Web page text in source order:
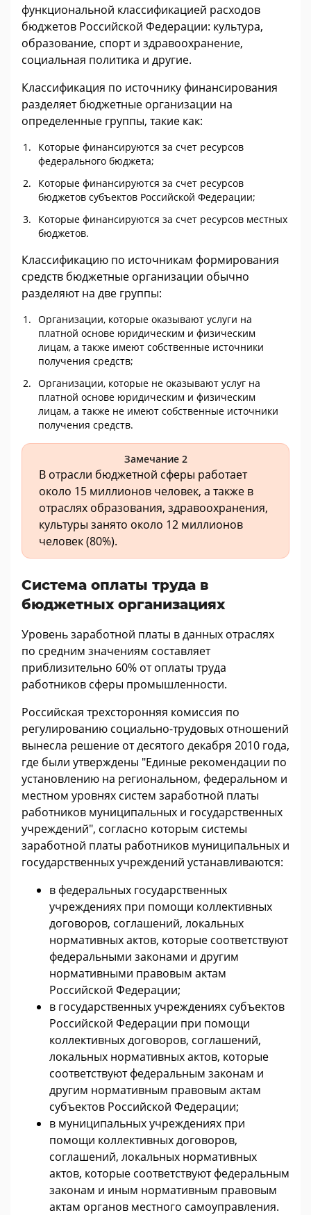
функциональной классификацией расходов
бюджетов Российской Федерации: культура,
образование, спорт и здравоохранение,
социальная политика и другие.
Классификация по источнику финансирования
разделяет бюджетные организации на
определенные группы, такие как:
Которые финансируются за счет ресурсов
федерального бюджета;
Которые финансируются за счет ресурсов
бюджетов субъектов Российской Федерации;
Которые финансируются за счет ресурсов местных
бюджетов.
Классификацию по источникам формирования
средств бюджетные организации обычно
разделяют на две группы:
Организации, которые оказывают услуги на
платной основе юридическим и физическим
лицам, а также имеют собственные источники
получения средств;
Организации, которые не оказывают услуг на
платной основе юридическим и физическим
лицам, а также не имеют собственные источники
получения средств.
Замечание 2
В отрасли бюджетной сферы работает
около 15 миллионов человек, а также в
отраслях образования, здравоохранения,
культуры занято около 12 миллионов
человек (80%).
Система оплаты труда в
бюджетных организациях
Уровень заработной платы в данных отраслях
по средним значениям составляет
приблизительно 60% от оплаты труда
работников сферы промышленности.
Российская трехсторонняя комиссия по
регулированию социально-трудовых отношений
вынесла решение от десятого декабря 2010 года,
где были утверждены "Единые рекомендации по
установлению на региональном, федеральном и
местном уровнях систем заработной платы
работников муниципальных и государственных
учреждений", согласно которым системы
заработной платы работников муниципальных и
государственных учреждений устанавливаются:
в федеральных государственных
учреждениях при помощи коллективных
договоров, соглашений, локальных
нормативных актов, которые соответствуют
федеральными законами и другим
нормативными правовым актам
Российской Федерации;
в государственных учреждениях субъектов
Российской Федерации при помощи
коллективных договоров, соглашений,
локальных нормативных актов, которые
соответствуют федеральным законам и
другим нормативным правовым актам
субъектов Российской Федерации;
в муниципальных учреждениях при
помощи коллективных договоров,
соглашений, локальных нормативных
актов, которые соответствуют федеральным
законам и иным нормативным правовым
актам органов местного самоуправления.